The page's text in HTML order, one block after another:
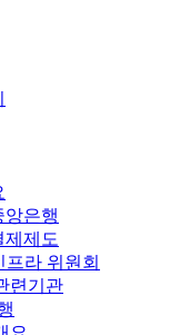
앙은행
제제도
라 위원회
련기관